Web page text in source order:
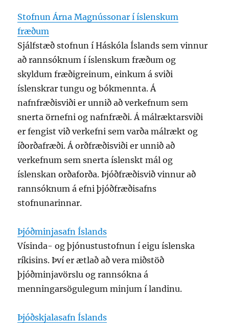
Stofnun Árna Magnússonar í íslenskum
fræðum
Sjálfstæð stofnun í Háskóla Íslands sem vinnur
að rannsóknum í íslenskum fræðum og
skyldum fræðigreinum, einkum á sviði
íslenskrar tungu og bókmennta. Á
nafnfræðisviði er unnið að verkefnum sem
snerta örnefni og nafnfræði. Á málræktarsviði
er fengist við verkefni sem varða málrækt og
íðorðafræði. Á orðfræðisviði er unnið að
verkefnum sem snerta íslenskt mál og
íslenskan orðaforða. Þjóðfræðisvið vinnur að
rannsóknum á efni þjóðfræðisafns
stofnunarinnar.
Þjóðminjasafn Íslands
Vísinda- og þjónustustofnun í eigu íslenska
ríkisins. Því er ætlað að vera miðstöð
þjóðminjavörslu og rannsókna á
menningarsögulegum minjum í landinu.
Þjóðskjalasafn Íslands